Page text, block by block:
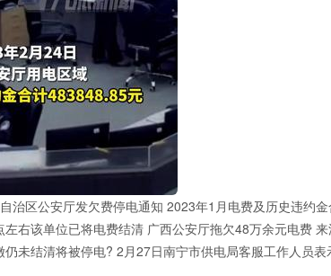
治区公安厅发欠费停电通知 2023年1月电费及历史违约
右该单位已将电费结清 广西公安厅拖欠48万余元电费
未结清将被停电? 2月27日南宁市供电局客服工作人员表